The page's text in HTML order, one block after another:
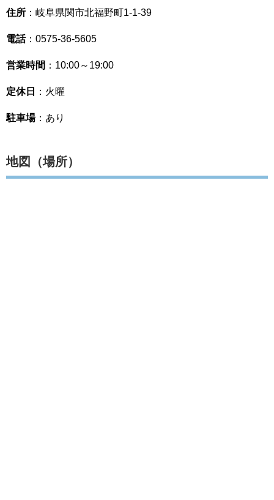
住所 ：岐阜県関市北福野町1-1-39
電話：0575-36-5605
営業時間 ：10:00～19:00
定休日 ：火曜
駐車場：あり
地図（場所）